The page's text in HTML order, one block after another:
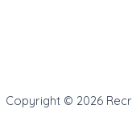
Copyright © 2026